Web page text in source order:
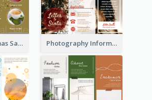
Yellow Christmas Sale Brochure With Images Of Products Photography Informative Christmas Event Brochure